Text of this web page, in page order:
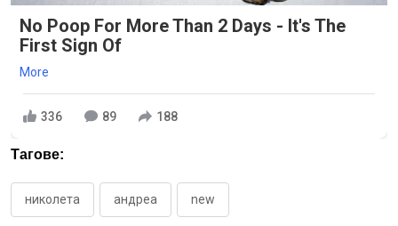
No Poop For More Than 2 Days - It's The
First Sign Of
More
336 89 188
Тагове:
николета андреа new